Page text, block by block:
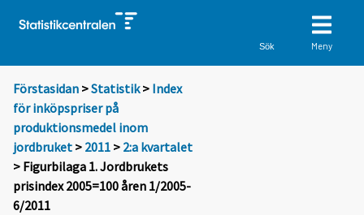
Sök Meny
Förstasidan >Statistik > Index
för inköpspriser på
produktionsmedel inom
jordbruket > 2011 > 2:a kvartalet
> Figurbilaga 1. Jordbrukets
prisindex 2005=100 åren 1/2005-
6/2011